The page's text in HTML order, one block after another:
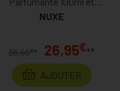
Shampooing Douche 200ml
NUXE
38,50€ * 26,95€**
AJOUTER